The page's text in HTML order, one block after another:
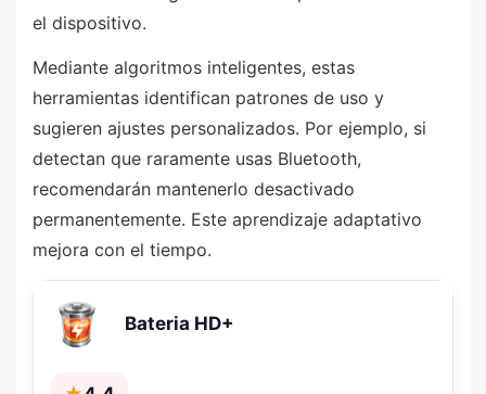
el dispositivo.
Mediante algoritmos inteligentes, estas
herramientas identifican patrones de uso y
sugieren ajustes personalizados. Por ejemplo, si
detectan que raramente usas Bluetooth,
recomendarán mantenerlo desactivado
permanentemente. Este aprendizaje adaptativo
mejora con el tiempo.
Bateria HD+